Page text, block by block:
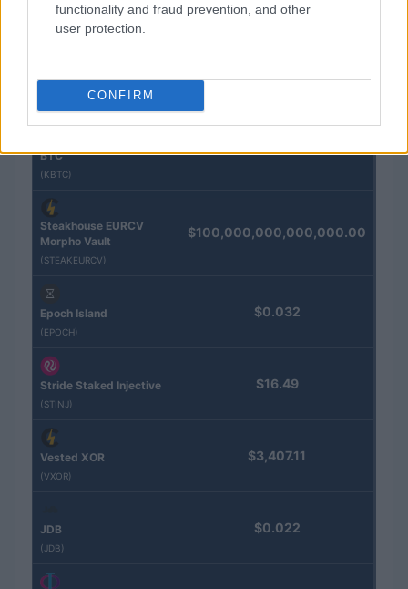
functionality and fraud prevention, and other
user protection.
CONFIRM
BTC
(KBTC)
Steakhouse EURCV
Morpho Vault
(STEAKEURCV)
$100,000,000,000,000.00
Epoch Island
(EPOCH)
$0.032
Stride Staked Injective
(STINJ)
$16.49
Vested XOR
(VXOR)
$3,407.11
JDB
(JDB)
$0.022